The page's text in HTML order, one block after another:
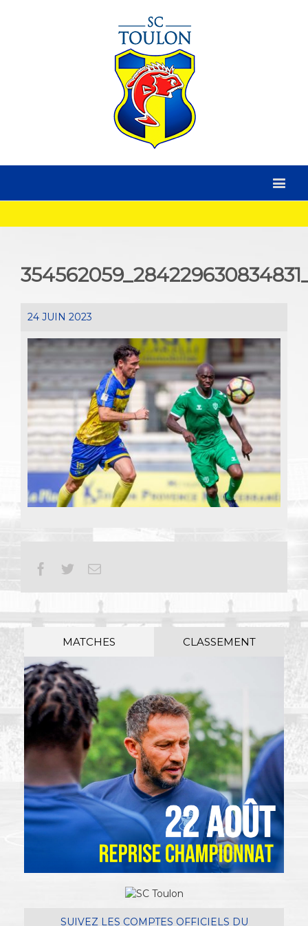
24 JUIN 2023
Facebook
TwitterEmail
MATCHES CLASSEMENT
SUIVEZ LES COMPTES OFFICIELS DU